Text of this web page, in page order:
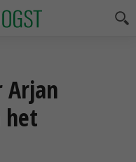
Arjan
het